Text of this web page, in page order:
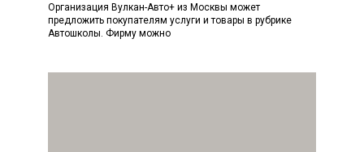
Организация Вулкан-Авто+ из Москвы может
предложить покупателям услуги и товары в рубрике
Автошколы. Фирму можно